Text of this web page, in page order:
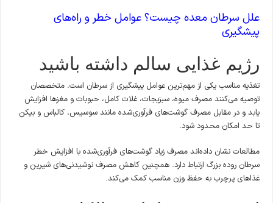
علل سرطان معده چیست؟ عوامل خطر و راه‌های
پیشگیری
رژیم غذایی سالم داشته باشید
تغذیه مناسب یکی از مهم‌ترین عوامل پیشگیری از سرطان است. متخصصان
توصیه می‌کنند مصرف میوه، سبزیجات، غلات کامل، حبوبات و مغزها افزایش
یابد و در مقابل مصرف گوشت‌های فرآوری‌شده مانند سوسیس، کالباس و بیکن
تا حد امکان محدود شود.
مطالعات نشان داده‌اند مصرف زیاد گوشت‌های فرآوری‌شده با افزایش خطر
سرطان روده بزرگ ارتباط دارد. همچنین کاهش مصرف نوشیدنی‌های شیرین و
غذاهای پرچرب به حفظ وزن مناسب کمک می‌کند.